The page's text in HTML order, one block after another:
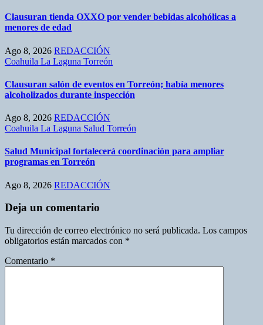
Clausuran tienda OXXO por vender bebidas alcohólicas a
menores de edad
Ago 8, 2026 REDACCIÓN
Coahuila La Laguna Torreón
Clausuran salón de eventos en Torreón; había menores
alcoholizados durante inspección
Ago 8, 2026 REDACCIÓN
Coahuila La Laguna Salud Torreón
Salud Municipal fortalecerá coordinación para ampliar
programas en Torreón
Ago 8, 2026 REDACCIÓN
Deja un comentario
Tu dirección de correo electrónico no será publicada. Los campos
obligatorios están marcados con *
Comentario *